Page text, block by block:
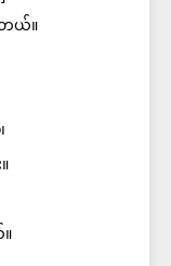
တယ်။